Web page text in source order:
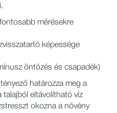
mérésekre
képessége
öntözés és csapadék)
határozza meg a
talajból eltávolítható víz
okozna a növény